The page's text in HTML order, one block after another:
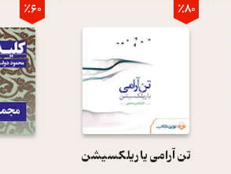
٪80
تن آرامی یا ریلکسیشن
٪60